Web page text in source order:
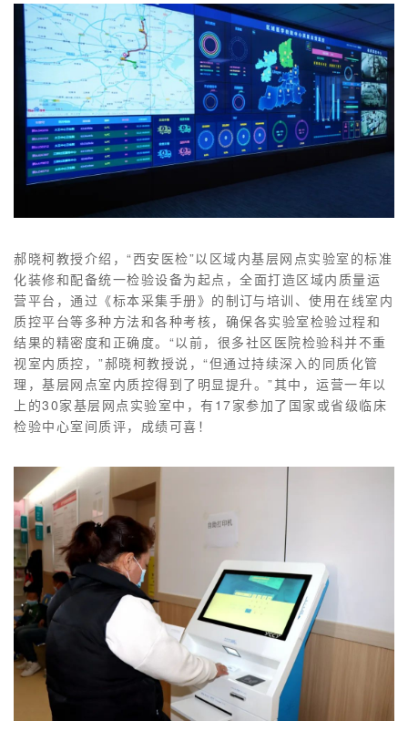
郝晓柯教授介绍，“西安医检”以区域内基层网点实验室的标准
化装修和配备统一检验设备为起点，全面打造区域内质量运
营平台，通过《标本采集手册》的制订与培训、使用在线室内
质控平台等多种方法和各种考核，确保各实验室检验过程和
结果的精密度和正确度。“以前，很多社区医院检验科并不重
视室内质控，”郝晓柯教授说，“但通过持续深入的同质化管
理，基层网点室内质控得到了明显提升。”其中，运营一年以
上的30家基层网点实验室中，有17家参加了国家或省级临床
检验中心室间质评，成绩可喜！